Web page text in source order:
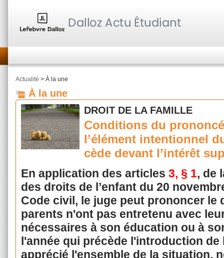
Actualité > À la une
À la une
DROIT DE LA FAMILLE
Conditions du
l’élément intentionnel
cède devant l’intérêt
En application des articles 3, § 1, de
des droits de l’enfant du 20
Code civil, le juge peut prononcer le
parents n'ont pas entretenu avec
nécessaires à son éducation ou à
l'année qui précède l'introduction
apprécié l'ensemble de la situation,